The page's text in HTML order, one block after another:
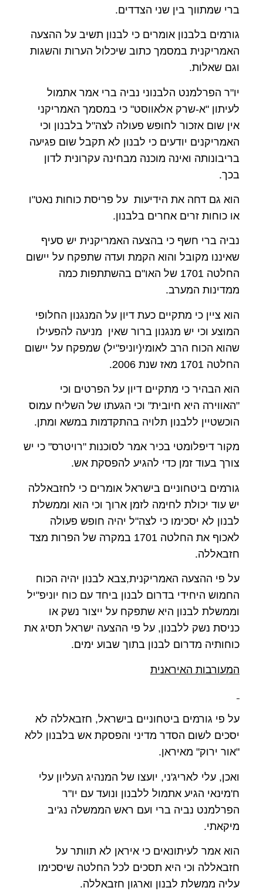
ברי שמתווך בין שני הצדדים.
גורמים בלבנון אומרים כי לבנון תשיב על ההצעה
האמריקנית במסמך כתוב שיכלול הערות והשגות
וגם שאלות.
יו"ר הפרלמנט הלבנוני נביה ברי אמר אתמול
לעיתון "א-שרק אלאווסט" כי במסמך האמריקני
אין שום אזכור לחופש פעולה לצה"ל בלבנון וכי
האמריקנים יודעים כי לבנון לא תקבל שום פגיעה
בריבונותה ואינה מוכנה מבחינה עקרונית לדון
בכך.
הוא גם דחה את הידיעות על פריסת כוחות נאט"ו
או כוחות זרים אחרים בלבנון.
נביה ברי חשף כי בהצעה האמריקנית יש סעיף
שאיננו מקובל והוא הקמת ועדה שתפקח על יישום
החלטה 1701 של האו"ם בהשתתפות כמה
ממדינות המערב.
הוא ציין כי מתקיים כעת דיון על המנגנון החלופי
המוצע וכי יש מנגנון ברור שאין מניעה להפעילו
שהוא הכוח הרב לאומי(יוניפ"יל) שמפקח על יישום
החלטה 1701 מאז שנת 2006.
הוא הבהיר כי מתקיים דיון על הפרטים וכי
"האווירה היא חיובית" וכי הגעתו של השליח עמוס
הוכשטיין ללבנון תלויה בהתקדמות במשא ומתן.
מקור דיפלומטי בכיר אמר לסוכנות "רויטרס" כי יש
צורך בעוד זמן כדי להגיע להפסקת אש.
גורמים ביטחוניים בישראל אומרים כי לחזבאללה
יש עוד יכולת לחימה לזמן ארוך וכי הוא וממשלת
לבנון לא יסכימו כי לצה"ל יהיה חופש פעולה
לאכוף את החלטה 1701 במקרה של הפרות מצד
חזבאללה.
על פי ההצעה האמריקנית,צבא לבנון יהיה הכוח
החמוש היחידי בדרום לבנון ביחד עם כוח יוניפ"יל
וממשלת לבנון היא שתפקח על ייצור נשק או
כניסת נשק ללבנון, על פי ההצעה ישראל תסיג את
כוחותיה מדרום לבנון בתוך שבוע ימים.
המעורבות האיראנית
על פי גורמים ביטחוניים בישראל, חזבאללה לא
יסכים לשום הסדר מדיני והפסקת אש בלבנון ללא
"אור ירוק" מאיראן.
ואכן, עלי לאריג'ני, יועצו של המנהיג העליון עלי
ח'מינאי הגיע אתמול ללבנון ונועד עם יו"ר
הפרלמנט נביה ברי ועם ראש הממשלה נג'יב
מיקאתי.
הוא אמר לעיתונאים כי איראן לא תוותר על
חזבאללה וכי היא תסכים לכל החלטה שיסכימו
עליה ממשלת לבנון וארגון חזבאללה.